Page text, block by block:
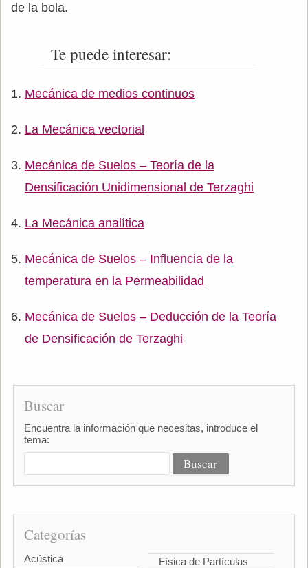
de la bola.
Te puede interesar:
Mecánica de medios continuos
La Mecánica vectorial
Mecánica de Suelos – Teoría de la
Densificación Unidimensional de Terzaghi
La Mecánica analítica
Mecánica de Suelos – Influencia de la
temperatura en la Permeabilidad
Mecánica de Suelos – Deducción de la Teoría
de Densificación de Terzaghi
Buscar
Encuentra la información que necesitas, introduce el
tema:
Categorías
Acústica
Física de Partículas